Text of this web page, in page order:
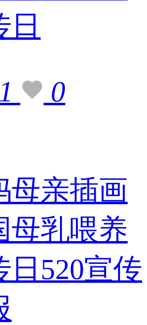
日
0
母亲插画
母乳喂养
日520宣传